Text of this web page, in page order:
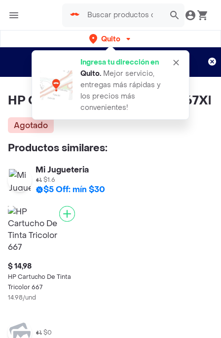
Quito
Ingresa tu dirección en
Quito. Mejor servicio,
entregas más rápidas y
los precios más
convenientes!
envíos gratis por semanas
Aplican TyC
HP Cartucho De Tinta Negro 667Xl
Agotado
Productos similares:
Mi Jugueteria
$1.6
$5 Off: mín $30
$ 14,98
HP Cartucho De Tinta
Tricolor 667
14.98/und
$0